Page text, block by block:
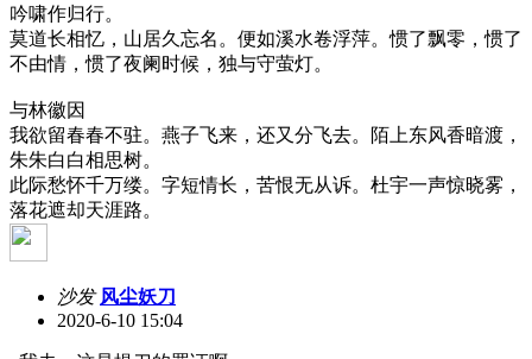
吟啸作归行。
莫道长相忆，山居久忘名。便如溪水卷浮萍。惯了飘零，惯了
不由情，惯了夜阑时候，独与守萤灯。
与林徽因
我欲留春春不驻。燕子飞来，还又分飞去。陌上东风香暗渡，
朱朱白白相思树。
此际愁怀千万缕。字短情长，苦恨无从诉。杜宇一声惊晓雾，
落花遮却天涯路。
沙发 风尘妖刀
2020-6-10 15:04